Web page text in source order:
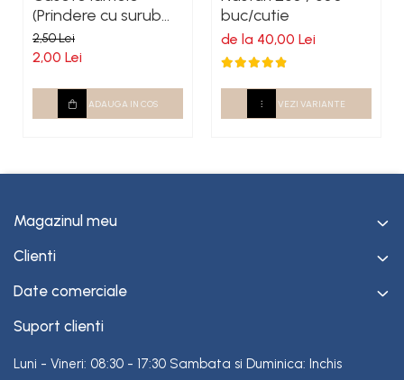
(Prindere cu surub
autoforant)
2,50 Lei
2,00 Lei
ADAUGA IN COS
buc/cutie
de la 40,00 Lei
VEZI VARIANTE
Magazinul meu
Clienti
Date comerciale
Suport clienti
Luni - Vineri: 08:30 - 17:30 Sambata si Duminica: Inchis